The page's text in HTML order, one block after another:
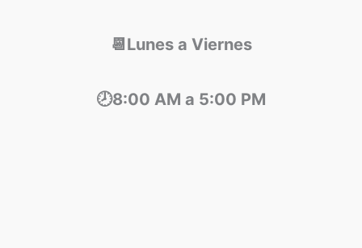
📆Lunes a Viernes
🕗8:00 AM a 5:00 PM